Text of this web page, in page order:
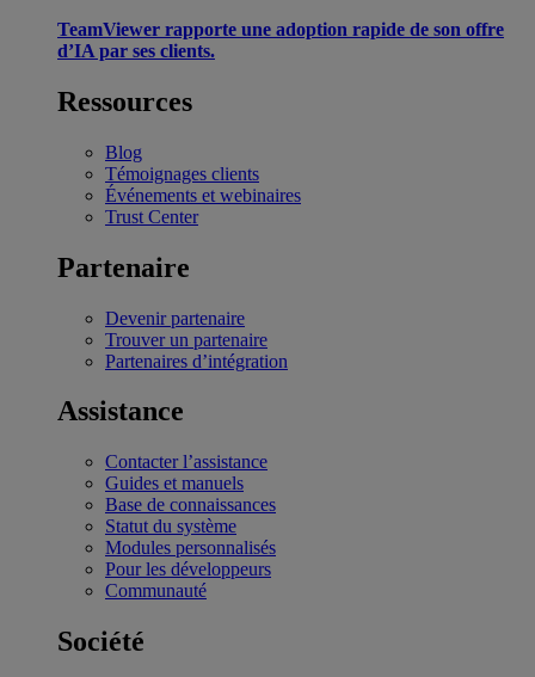
TeamViewer rapporte une adoption rapide de son offre
d’IA par ses clients.
Ressources
Blog
Témoignages clients
Événements et webinaires
Trust Center
Partenaire
Devenir partenaire
Trouver un partenaire
Partenaires d’intégration
Assistance
Contacter l’assistance
Guides et manuels
Base de connaissances
Statut du système
Modules personnalisés
Pour les développeurs
Communauté
Société